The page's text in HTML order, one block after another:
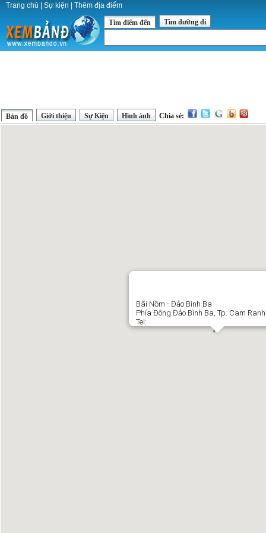
Trang chủ Sự kiện Thêm địa điểm
Tìm điểm đến Tìm đường đi
Bản đồ Giới thiệu Sự Kiện Hình ảnh Chia sẻ:
Bãi Nồm - Đảo Bình Ba
Phía Đông Đảo Bình Ba, Tp. Cam
Tel: